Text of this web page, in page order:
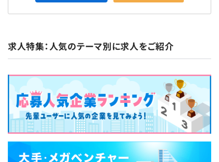
求人特集：人気のテーマ別に求人をご紹介